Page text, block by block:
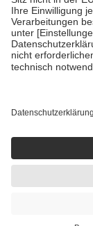
fallenkeine
• Kindern und
mit Ausnahme der
•
GKV getragen
Einholung von
getroffen, um
handelt. Mehr
https://